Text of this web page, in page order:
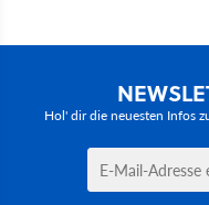
Hol' dir die neuesten Infos